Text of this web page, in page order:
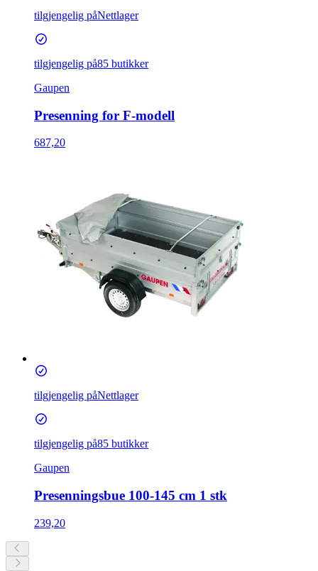
tilgjengelig påNettlager
tilgjengelig på85 butikker
Gaupen
Presenning for F-modell
687,20
tilgjengelig påNettlager
tilgjengelig på85 butikker
Gaupen
Presenningsbue 100-145 cm 1 stk
239,20